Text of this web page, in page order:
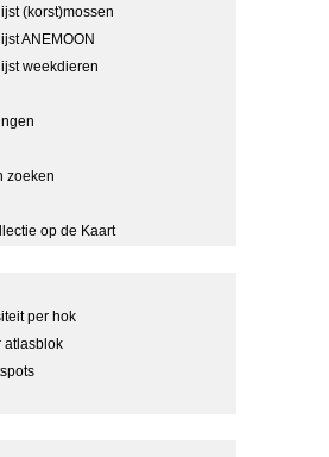
(korst)mossen
ANEMOON
weekdieren
zoeken
op de Kaart
per hok
atlasblok